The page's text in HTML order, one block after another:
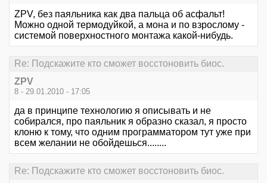
ZPV, без паяльника как два пальца об асфальт!
Можно одной термодуйкой, а мона и по взрослому -
системой поверхностного монтажа какой-нибудь.
Re: Подскажите кто сможет восстоновить биос.
ZPV
8 - 29.01.2010 - 17:05
да в принципе технологию я описывать и не
собирался, про паяльник я образно сказал, я просто
клоню к тому, что одним программатором тут уже при
всем желании не обойдешься........
Re: Подскажите кто сможет восстоновить биос.